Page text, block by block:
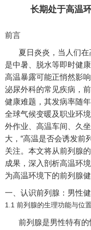
长期处于高温
前言
夏日炎炎，当人们
是中暑、脱水等即时健
高温暴露可能正悄然影
泌尿外科的常见疾病，
健康难题，其发病率随
全球气候变暖及职业环
外作业、高温车间、久
大，“高温是否会诱发前
关注。本文将从前列腺
成果，深入剖析高温环
为高温环境下的前列腺
一、认识前列腺：男性
1.1 前列腺的生理功能与位
前列腺是男性特有